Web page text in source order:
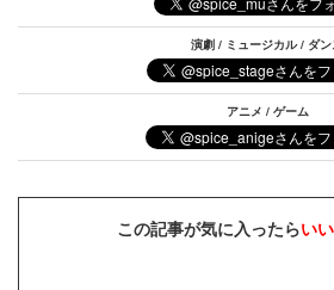
演劇 / ミュージカル / ダン
アニメ / ゲーム
この記事が気に入ったらい